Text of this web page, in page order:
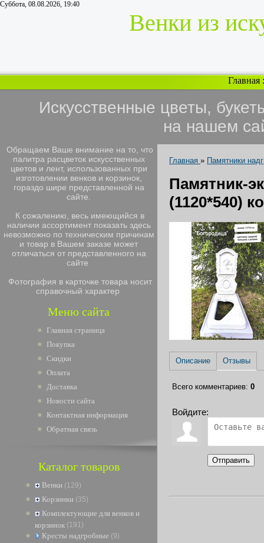
Суббота, 08.08.2026, 19:40
Венки из
Главная
Искусственные цветы,
на нашем
Обращаем Ваше внимание на то, что
палитра расцветок искусственных
цветов и лент, использованных при
изготовлении венков и корзинок,
гораздо шире представленной на
сайте.
К сожалению, весь имеющийся в
наличии ассортимент показать здесь
невозможно по техническим причинам
и товар в Вашем заказе может
отличаться от представленного на
сайте
Фотография в карточке товара носит
справочный характер
Меню сайта
Главная страница
Покупка
Скидки
Оплата
Доставка
Новости сайта
Контактная информация
Обратная связь
Каталог товаров
Венки (129)
Корзинки (35)
Комплектующие для венков и
корзинок (191)
Кресты надгробные (9)
Главная » Памятники
Памятник-
(1120*540)
Описание Отзывы
Всего комментариев: 0
Войдите:
Отправить